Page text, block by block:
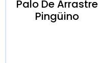
Palo De Arrastre
Pingüino